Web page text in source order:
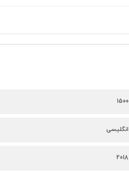
1500
انگلیسی
2018